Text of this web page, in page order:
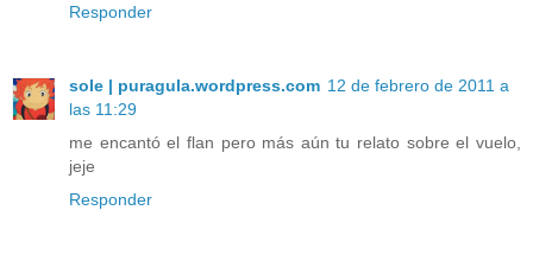
Responder
sole | puragula.wordpress.com 12 de febrero de 2011 a
las 11:29
me encantó el flan pero más aún tu relato sobre el vuelo,
jeje
Responder